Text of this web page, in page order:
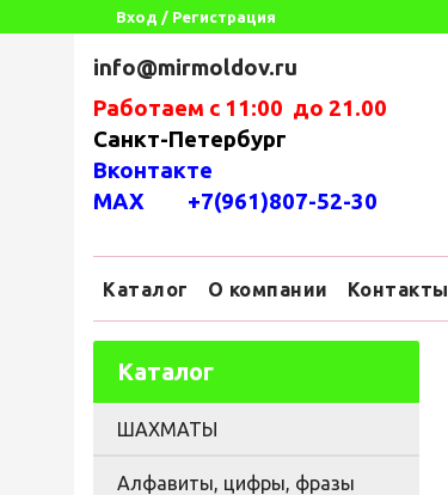
Вход / Регистрация
info@mirmoldov.ru
Работаем с 11:00 до 21.00
Санкт-Петербург
Вконтакте
MAX +7(961)807-52-30
Каталог О компании Контакты
Каталог
ШАХМАТЫ
Алфавиты, цифры, фразы